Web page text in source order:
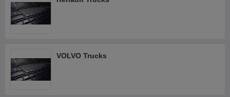
VOLVO Trucks